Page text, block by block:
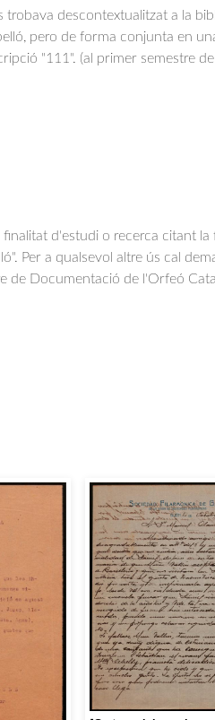
trobava descontextualitzat a la
pero de forma conjunta en
"111". (al primer semestre
finalitat d'estudi o recerca citant la
Per a qualsevol altre ús cal
de Documentació de l'Orfeó